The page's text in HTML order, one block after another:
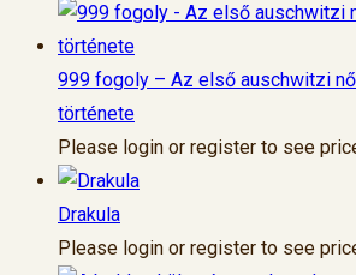
999 fogoly – Az első auschwitzi
története
Please login or register to see
Drakula
Please login or register to see